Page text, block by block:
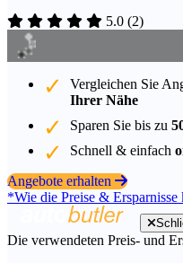
5.0 (2)
Vergleichen Sie
Ihrer Nähe
Sparen Sie bis zu
Schnell & einfach
Angebote erhalten
*Wie die Preise &
Die verwendeten Preis- und